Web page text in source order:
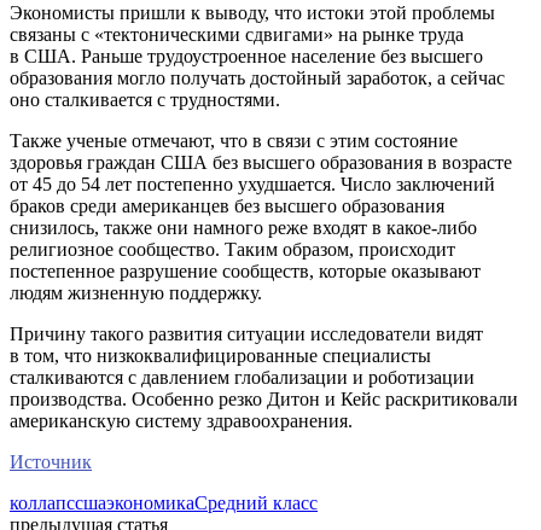
Экономисты пришли к выводу, что истоки этой проблемы
связаны с «тектоническими сдвигами» на рынке труда
в США. Раньше трудоустроенное население без высшего
образования могло получать достойный заработок, а сейчас
оно сталкивается с трудностями.
Также ученые отмечают, что в связи с этим состояние
здоровья граждан США без высшего образования в возрасте
от 45 до 54 лет постепенно ухудшается. Число заключений
браков среди американцев без высшего образования
снизилось, также они намного реже входят в какое-либо
религиозное сообщество. Таким образом, происходит
постепенное разрушение сообществ, которые оказывают
людям жизненную поддержку.
Причину такого развития ситуации исследователи видят
в том, что низкоквалифицированные специалисты
сталкиваются с давлением глобализации и роботизации
производства. Особенно резко Дитон и Кейс раскритиковали
американскую систему здравоохранения.
Источник
коллапссшаэкономикаСредний класс
предыдущая статья